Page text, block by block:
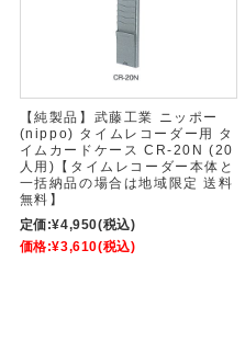
【純製品】武藤工業 ニッポー
(nippo) タイムレコーダー用 タ
イムカードケース CR-20N (20
人用)【タイムレコーダー本体と
一括納品の場合は地域限定 送料
無料】
定価:¥4,950(税込)
価格:¥3,610(税込)